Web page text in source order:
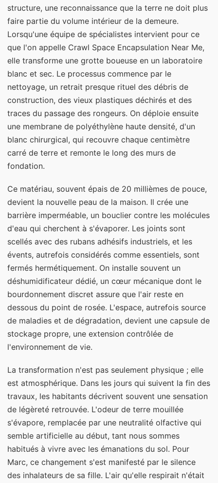
structure, une reconnaissance que la terre ne doit plus
faire partie du volume intérieur de la demeure.
Lorsqu'une équipe de spécialistes intervient pour ce
que l'on appelle Crawl Space Encapsulation Near Me,
elle transforme une grotte boueuse en un laboratoire
blanc et sec. Le processus commence par le
nettoyage, un retrait presque rituel des débris de
construction, des vieux plastiques déchirés et des
traces du passage des rongeurs. On déploie ensuite
une membrane de polyéthylène haute densité, d'un
blanc chirurgical, qui recouvre chaque centimètre
carré de terre et remonte le long des murs de
fondation.
Ce matériau, souvent épais de 20 millièmes de pouce,
devient la nouvelle peau de la maison. Il crée une
barrière imperméable, un bouclier contre les molécules
d'eau qui cherchent à s'évaporer. Les joints sont
scellés avec des rubans adhésifs industriels, et les
évents, autrefois considérés comme essentiels, sont
fermés hermétiquement. On installe souvent un
déshumidificateur dédié, un cœur mécanique dont le
bourdonnement discret assure que l'air reste en
dessous du point de rosée. L'espace, autrefois source
de maladies et de dégradation, devient une capsule de
stockage propre, une extension contrôlée de
l'environnement de vie.
La transformation n'est pas seulement physique ; elle
est atmosphérique. Dans les jours qui suivent la fin des
travaux, les habitants décrivent souvent une sensation
de légèreté retrouvée. L'odeur de terre mouillée
s'évapore, remplacée par une neutralité olfactive qui
semble artificielle au début, tant nous sommes
habitués à vivre avec les émanations du sol. Pour
Marc, ce changement s'est manifesté par le silence
des inhalateurs de sa fille. L'air qu'elle respirait n'était